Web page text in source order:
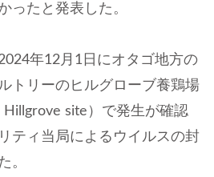
ったと発表した。
年12月1日にオタゴ地方の
トリーのヒルグローブ養鶏場
Hillgrove site）で発生が確認
ティ当局によるウイルスの封
。